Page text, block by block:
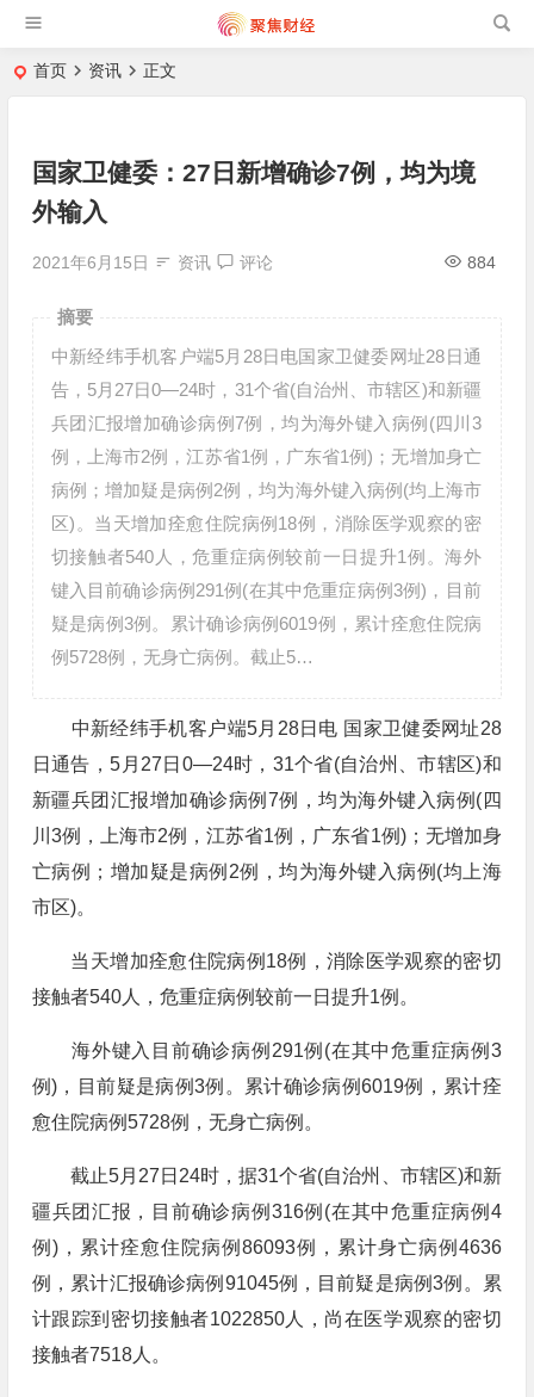
首页 资讯 正文
国家卫健委：27日新增确诊7例，均为境
外输入
2021年6月15日 资讯 评论 884
摘要
中新经纬手机客户端5月28日电国家卫健委网址28日通
告，5月27日0—24时，31个省(自治州、市辖区)和新疆
兵团汇报增加确诊病例7例，均为海外键入病例(四川3
例，上海市2例，江苏省1例，广东省1例)；无增加身亡
病例；增加疑是病例2例，均为海外键入病例(均上海市
区)。当天增加痊愈住院病例18例，消除医学观察的密
切接触者540人，危重症病例较前一日提升1例。海外
键入目前确诊病例291例(在其中危重症病例3例)，目前
疑是病例3例。累计确诊病例6019例，累计痊愈住院病
例5728例，无身亡病例。截止5…
中新经纬手机客户端5月28日电 国家卫健委网址28
日通告，5月27日0—24时，31个省(自治州、市辖区)和
新疆兵团汇报增加确诊病例7例，均为海外键入病例(四
川3例，上海市2例，江苏省1例，广东省1例)；无增加身
亡病例；增加疑是病例2例，均为海外键入病例(均上海
市区)。
当天增加痊愈住院病例18例，消除医学观察的密切
接触者540人，危重症病例较前一日提升1例。
海外键入目前确诊病例291例(在其中危重症病例3
例)，目前疑是病例3例。累计确诊病例6019例，累计痊
愈住院病例5728例，无身亡病例。
截止5月27日24时，据31个省(自治州、市辖区)和新
疆兵团汇报，目前确诊病例316例(在其中危重症病例4
例)，累计痊愈住院病例86093例，累计身亡病例4636
例，累计汇报确诊病例91045例，目前疑是病例3例。累
计跟踪到密切接触者1022850人，尚在医学观察的密切
接触者7518人。